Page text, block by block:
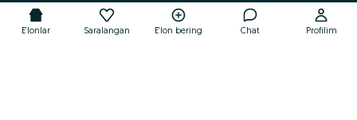
E'lonlar Saralangan E'lon bering Chat Profilim